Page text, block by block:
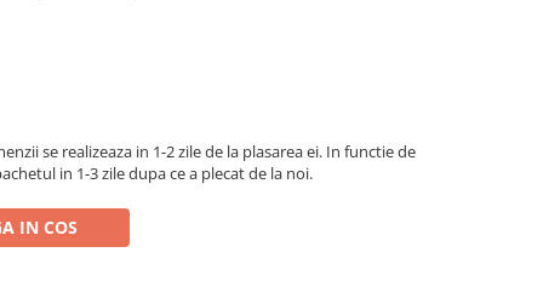
se realizeaza in 1-2 zile de la plasarea ei. In functie de
in 1-3 zile dupa ce a plecat de la noi.
IN COS